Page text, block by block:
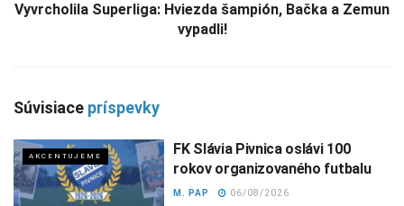
Vyvrcholila Superliga: Hviezda šampión, Bačka a Zemun
vypadli!
Súvisiace príspevky
AKCENTUJEME
FK Slávia Pivnica oslávi 100
rokov organizovaného futbalu
M. PAP 06/08/2026